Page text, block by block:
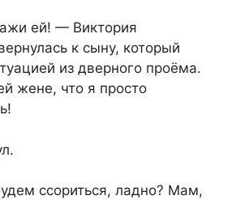
ей! — Виктория
к сыну, который
из дверного проёма.
жене, что я просто
ссориться, ладно? Мам,